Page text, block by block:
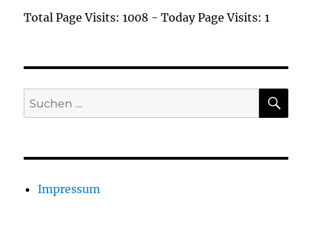
Total Page Visits: 1008 - Today Page Visits: 1
Suchen
nach:
Impressum